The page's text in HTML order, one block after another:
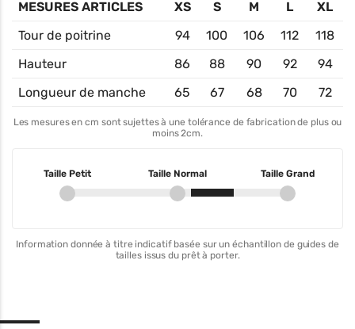
MESURES ARTICLES XS S M L
XL
Tour de poitrine
94 100 106 112
118
Hauteur
86 88 90 92
94
Longueur de manche
65 67 68 70 72
Les mesures en cm sont sujettes à une tolérance de fabrication de plus ou
moins 2cm.
Taille Petit Taille Normal Taille Grand
Information donnée à titre indicatif basée sur un échantillon de guides de
tailles issus du prêt à porter.